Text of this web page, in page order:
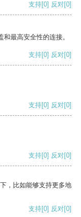
支持[0] 反对[0]
最高安全性的连接。
支持[0] 反对[0]
支持[0] 反对[0]
支持[0] 反对[0]
，比如能够支持更多地
支持[0] 反对[0]